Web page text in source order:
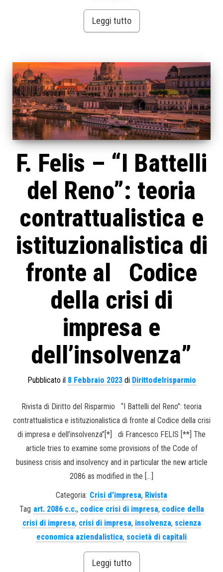
Leggi tutto
F. Felis – “I Battelli
del Reno”: teoria
contrattualistica e
istituzionalistica di
fronte al Codice
della crisi di
impresa e
dell’insolvenza”
Pubblicato il 8 Febbraio 2023di Dirittodelrisparmio
Rivista di Diritto del Risparmio “I Battelli del Reno”: teoria
contrattualistica e istituzionalistica di fronte al Codice della crisi
di impresa e dell’insolvenza”[*] di Francesco FELIS [**] The
article tries to examine some provisions of the Code of
business crisis and insolvency and in particular the new article
2086 as modified in the […]
Categoria: Crisi d'impresa, Rivista
Tag art. 2086 c.c., codice crisi di impresa, codice della
crisi di impresa, crisi di impresa, insolvenza, scienza
economica aziendalistica, società di capitali
Leggi tutto